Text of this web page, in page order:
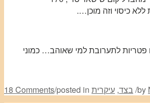
לתערובת למי שאוהב… כמוני
18 Comments/posted in בצד, עיקרית /by